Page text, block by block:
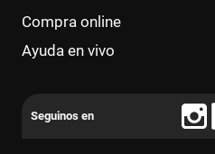
Compra online
Ayuda en vivo